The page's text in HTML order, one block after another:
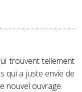
- - - - - - - - - - - - - - - -
trouvent tellement
qui a juste envie de
nouvel ouvrage.